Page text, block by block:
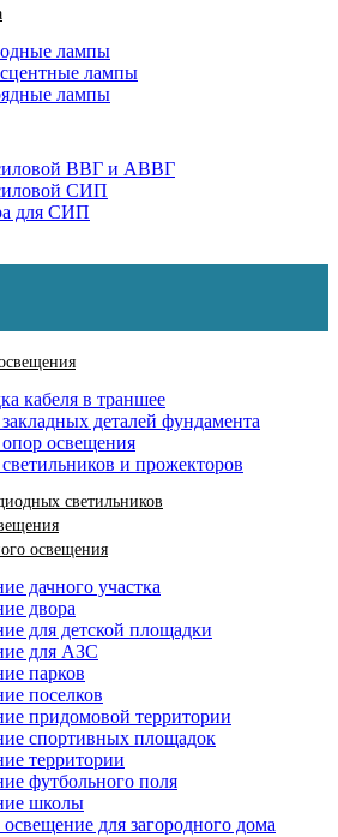
лампы
лампы
лампы
ВВГ и АВВГ
СИП
для СИП
кабеля в траншее
деталей фундамента
освещения
и прожекторов
светильников
освещения
дачного участка
двора
для детской площадки
для АЗС
парков
поселков
придомовой территории
спортивных площадок
территории
футбольного поля
школы
для загородного дома